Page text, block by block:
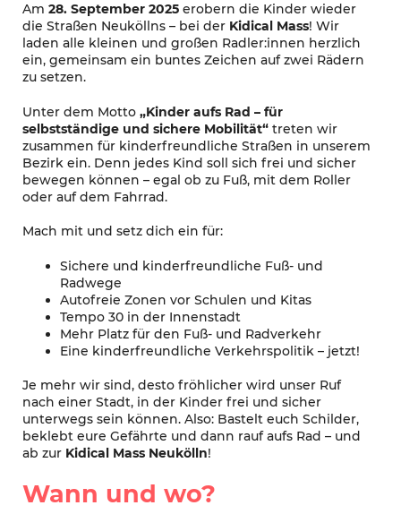
Am 28. September 2025 erobern die Kinder wieder
die Straßen Neuköllns – bei der Kidical Mass! Wir
laden alle kleinen und großen Radler:innen herzlich
ein, gemeinsam ein buntes Zeichen auf zwei Rädern
zu setzen.
Unter dem Motto „Kinder aufs Rad – für
selbstständige und sichere Mobilität“ treten wir
zusammen für kinderfreundliche Straßen in unserem
Bezirk ein. Denn jedes Kind soll sich frei und sicher
bewegen können – egal ob zu Fuß, mit dem Roller
oder auf dem Fahrrad.
Mach mit und setz dich ein für:
Sichere und kinderfreundliche Fuß- und
Radwege
Autofreie Zonen vor Schulen und Kitas
Tempo 30 in der Innenstadt
Mehr Platz für den Fuß- und Radverkehr
Eine kinderfreundliche Verkehrspolitik – jetzt!
Je mehr wir sind, desto fröhlicher wird unser Ruf
nach einer Stadt, in der Kinder frei und sicher
unterwegs sein können. Also: Bastelt euch Schilder,
beklebt eure Gefährte und dann rauf aufs Rad – und
ab zur Kidical Mass Neukölln!
Wann und wo?